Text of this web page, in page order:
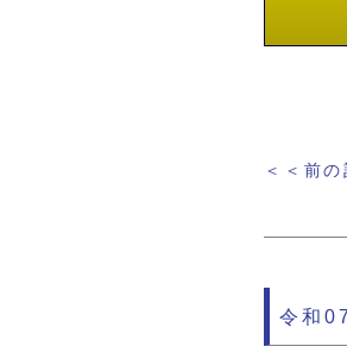
＜＜前
令和